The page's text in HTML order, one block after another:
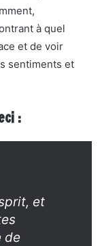
à quel
et de voir
sentiments et
:
et
de